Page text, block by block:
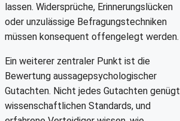
lassen. Widersprüche, Erinnerungslücken
oder unzulässige Befragungstechniken
müssen konsequent offengelegt werden.
Ein weiterer zentraler Punkt ist die
Bewertung aussagepsychologischer
Gutachten. Nicht jedes Gutachten genügt
wissenschaftlichen Standards, und